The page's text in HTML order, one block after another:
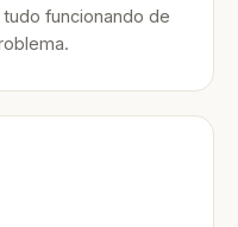
funcionando de